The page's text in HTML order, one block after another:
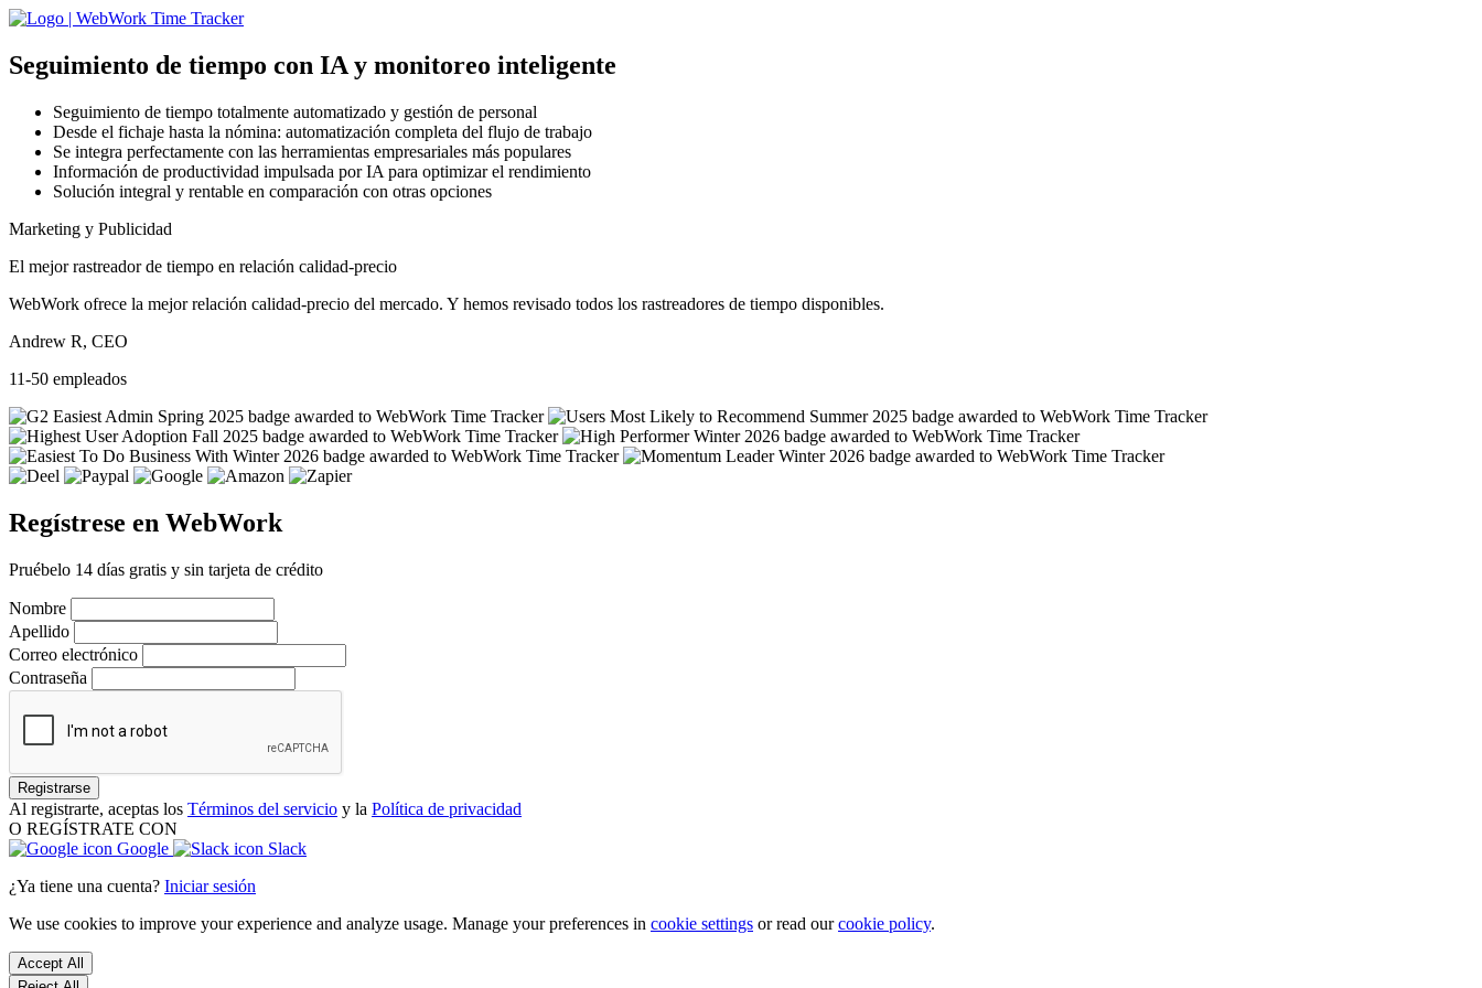
Seguimiento de tiempo con IA y monitoreo inteligente
Seguimiento de tiempo totalmente automatizado y gestión de personal
Desde el fichaje hasta la nómina: automatización completa del flujo de trabajo
Se integra perfectamente con las herramientas empresariales más populares
Información de productividad impulsada por IA para optimizar el rendimiento
Solución integral y rentable en comparación con otras opciones
Marketing y Publicidad
El mejor rastreador de tiempo en relación calidad-precio
WebWork ofrece la mejor relación calidad-precio del mercado. Y hemos revisado todos los rastreadores de tiempo disponibles.
Andrew R, CEO
11-50 empleados
Regístrese en WebWork
Pruébelo 14 días gratis y sin tarjeta de crédito
Nombre
Apellido
Correo electrónico
Contraseña
Registrarse
Al registrarte, aceptas los Términos del servicio y la Política de privacidad
O REGÍSTRATE CON
Google
Slack
¿Ya tiene una cuenta? Iniciar sesión
We use cookies to improve your experience and analyze usage. Manage your preferences in cookie settings or read ourcookie policy.
Accept All